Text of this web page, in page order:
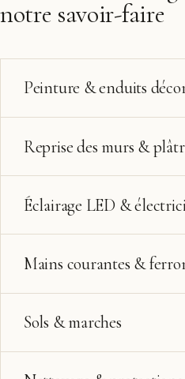
notre savoir-faire
Peinture & enduits
Reprise des murs &
Éclairage LED &
Mains courantes &
Sols & marches